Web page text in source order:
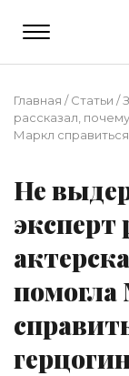
Главная /Статьи /
рассказал,
Маркл
Не
эксперт